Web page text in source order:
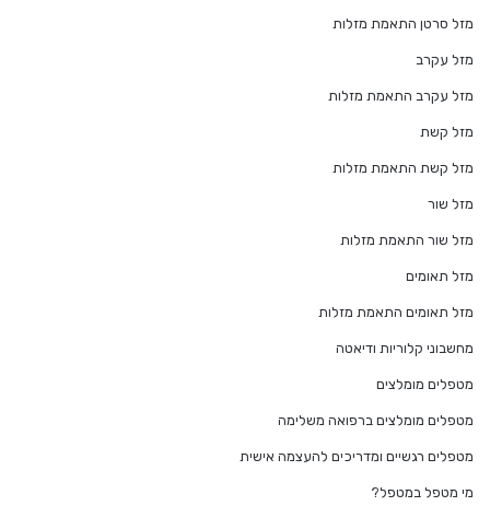
מזל סרטן התאמת מזלות
מזל עקרב
מזל עקרב התאמת מזלות
מזל קשת
מזל קשת התאמת מזלות
מזל שור
מזל שור התאמת מזלות
מזל תאומים
מזל תאומים התאמת מזלות
מחשבוני קלוריות ודיאטה
מטפלים מומלצים
מטפלים מומלצים ברפואה משלימה
מטפלים רגשיים ומדריכים להעצמה אישית
מי מטפל במטפל?